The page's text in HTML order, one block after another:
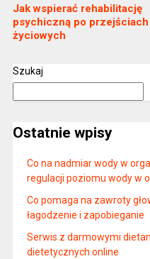
Jak wspierać rehabilitację
psychiczną po przejściach
życiowych
Szukaj
Ostatnie wpisy
Co na nadmiar wody w
regulacji poziomu wody w
Co pomaga na zawroty
łagodzenie i zapobieganie
Serwis z darmowymi
dietetycznych online